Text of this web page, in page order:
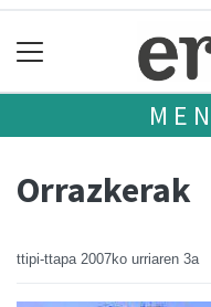
Orrazkerak
ttipi-ttapa 2007ko urriaren 3a